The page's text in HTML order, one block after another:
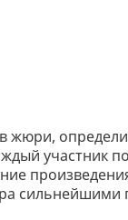
жюри,
участник
сильнейшими